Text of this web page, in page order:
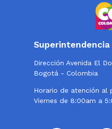
Superintendencia
Dirección Avenida El
Bogotá - Colombia
Horario de atención al
Viernes de 8:00am a